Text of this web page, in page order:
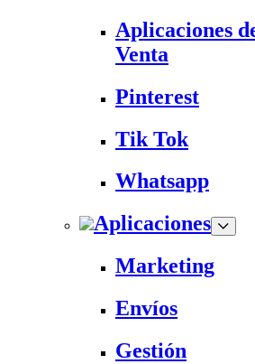
Aplicaciones
Venta
Pinterest
Tik Tok
Whatsapp
Aplicaciones
Marketing
Envíos
Gestión